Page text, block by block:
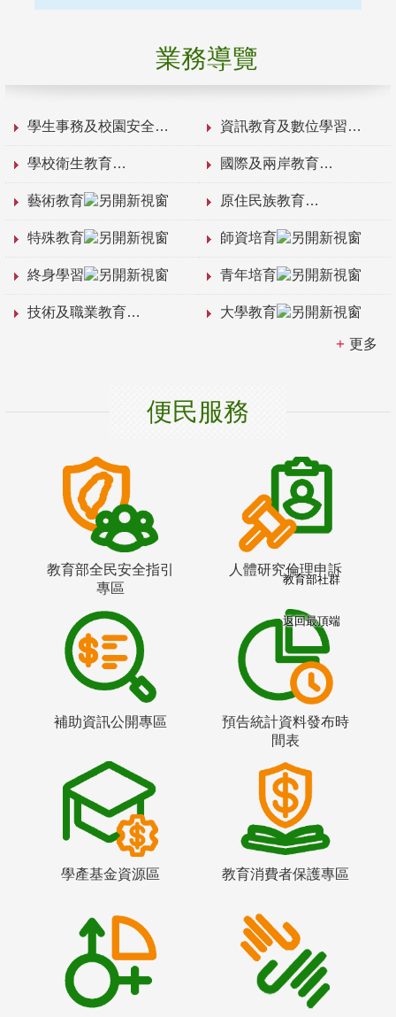
業務導覽
學生事務及校園安全 資訊教育及數位學習
學校衛生教育 國際及兩岸教育
藝術教育 原住民族教育
特殊教育 師資培育
終身學習 青年培育
技術及職業教育 大學教育
更多
便民服務
教育部全民安全指引
專區
人體研究倫理申訴
補助資訊公開專區
預告統計資料發布時
間表
學產基金資源區 教育消費者保護專區
教育部社群
返回最頂端